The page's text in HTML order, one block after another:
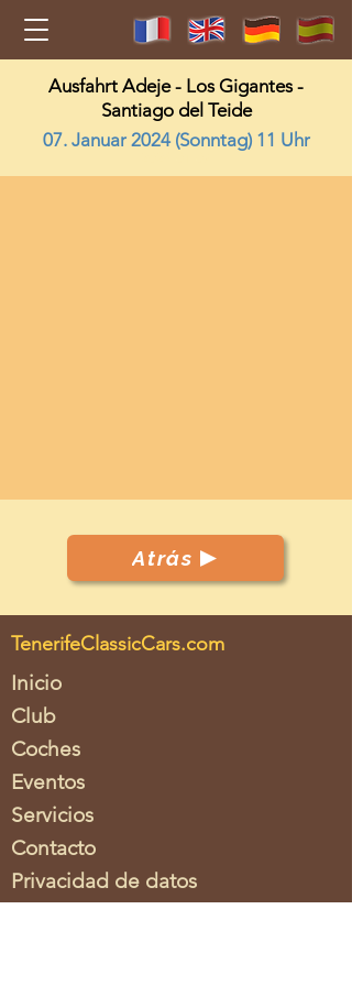
Ausfahrt Adeje - Los Gigantes -
Santiago del Teide
07. Januar 2024 (Sonntag) 11 Uhr
Atrás
TenerifeClassicCars.com
Inicio
Club
Coches
Eventos
Servicios
Contacto
Privacidad de datos